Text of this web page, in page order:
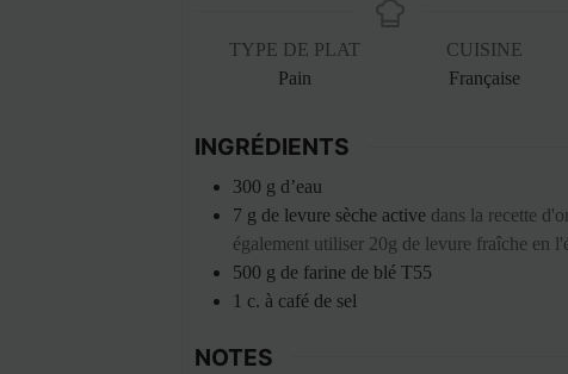
TYPE DE PLAT
Pain
CUISINE
Française
INGRÉDIENTS
300 g d’eau
7 g de levure sèche active dans la recette
également utiliser 20g de levure fraîche en
500 g de farine de blé T55
1 c. à café de sel
NOTES